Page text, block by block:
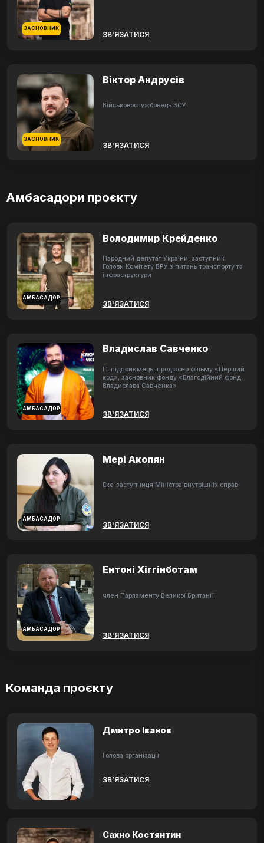
ЗАСНОВНИК
ЗВ'ЯЗАТИСЯ
ЗАСНОВНИК
Віктор Андрусів
Військовослужбовець ЗСУ
ЗВ'ЯЗАТИСЯ
Амбасадори проєкту
АМБАСАДОР
Володимир Крейденко
Народний депутат України, заступник
Голови Комітету ВРУ з питань транспорту та
інфраструктури
ЗВ'ЯЗАТИСЯ
АМБАСАДОР
Владислав Савченко
ІТ підприємець, продюсер фільму «Перший
код», засновник фонду «Благодійний фонд
Владислава Савченка»
ЗВ'ЯЗАТИСЯ
АМБАСАДОР
Мері Акопян
Екс-заступниця Міністра внутрішніх справ
ЗВ'ЯЗАТИСЯ
АМБАСАДОР
Ентоні Хіггінботам
член Парламенту Великої Британії
ЗВ'ЯЗАТИСЯ
Команда проєкту
Дмитро Іванов
Голова організації
ЗВ’ЯЗАТИСЯ
Сахно Костянтин